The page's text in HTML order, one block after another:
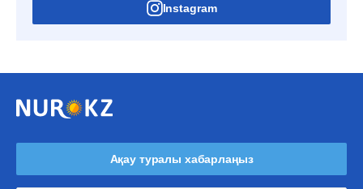
Instagram
Ақау туралы хабарлаңыз